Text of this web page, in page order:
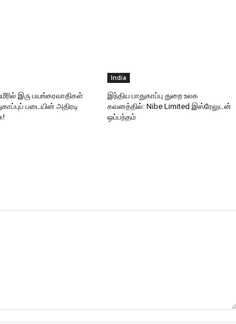
இரு பயங்கரவாதிகள்
படையின் அதிரடி
India
இந்திய பாதுகாப்பு துறை உலக
கவனத்தில்: Nibe Limited இஸ்ரேலுடன்
ஒப்பந்தம்